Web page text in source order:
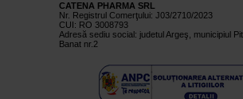
CATENA PHARMA SRL
Nr. Registrul Comerţului: J03/2710/2023
CUI: RO 3008793
Adresă sediu social: judetul Argeş, municipiul
Banat nr.2